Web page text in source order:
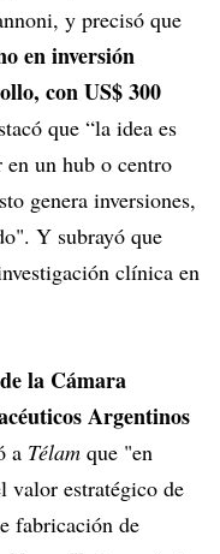
y precisó que
en inversión
con US$ 300
que “la idea es
un hub o centro
genera inversiones,
Y subrayó que
clínica en
la Cámara
Argentinos
a Télam que "en
valor estratégico de
fabricación de